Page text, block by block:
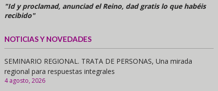
"Id y proclamad, anunciad el Reino, dad gratis lo que habéis
recibido"
NOTICIAS Y NOVEDADES
SEMINARIO REGIONAL. TRATA DE PERSONAS, Una mirada
regional para respuestas integrales
4 agosto, 2026